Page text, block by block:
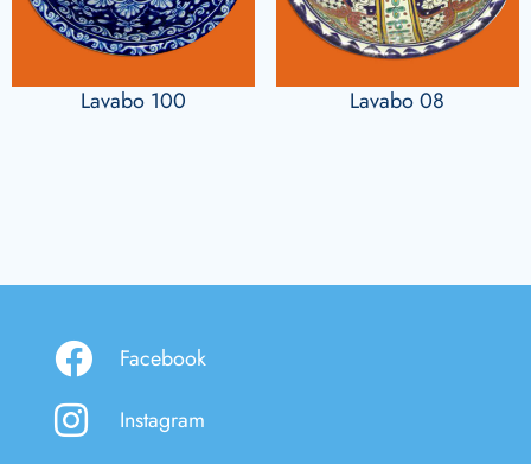
Lavabo 100 Lavabo 08
Facebook
Instagram